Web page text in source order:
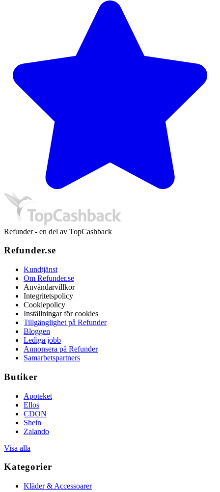
Refunder - en del av TopCashback
Refunder.se
Kundtjänst
Om Refunder.se
Användarvillkor
Integritetspolicy
Cookiepolicy
Inställningar för cookies
Tillgänglighet på Refunder
Bloggen
Lediga jobb
Annonsera på Refunder
Samarbetspartners
Butiker
Apoteket
Ellos
CDON
Shein
Zalando
Visa alla
Kategorier
Kläder & Accessoarer